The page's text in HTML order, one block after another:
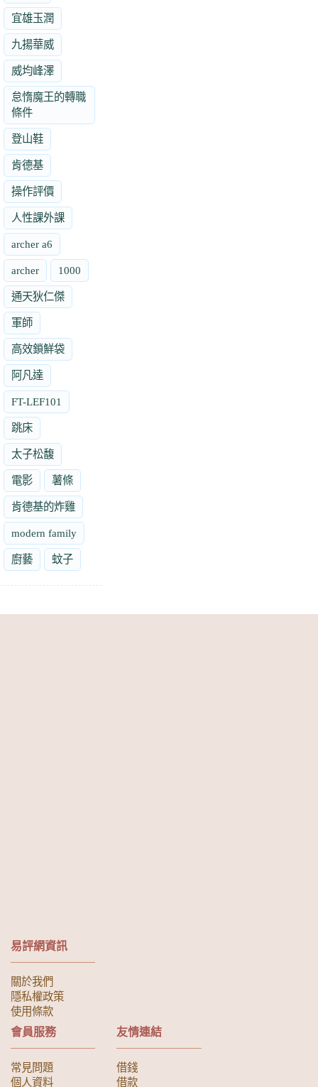
宜雄玉潤
九揚華威
威均峰澤
怠惰魔王的轉職
條件
登山鞋
肯德基
操作評價
人性課外課
archer a6
archer 1000
通天狄仁傑
軍師
高效鎖鮮袋
阿凡達
FT-LEF101
跳床
太子松馥
電影 薯條
肯德基的炸雞
modern family
廚藝 蚊子
易評網資訊
關於我們
隱私權政策
使用條款
會員服務
常見問題
個人資料
友情連結
借錢
借款